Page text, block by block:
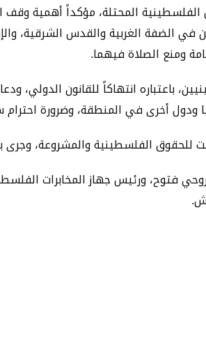
المحتلة، مؤكداً أهمية وقف
في الضفة الغربية والقدس الشرقية،
ومنع الصلاة فيهما.
باعتباره انتهاكاً للقانون الدولي،
ودول أخرى في المنطقة، وضرورة
للحقوق الفلسطينية والمشروعة،
فتوح، ورئيس جهاز المخابرات